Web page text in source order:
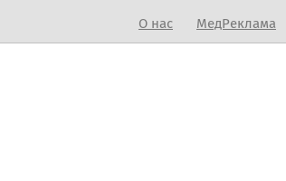
О нас МедРеклама